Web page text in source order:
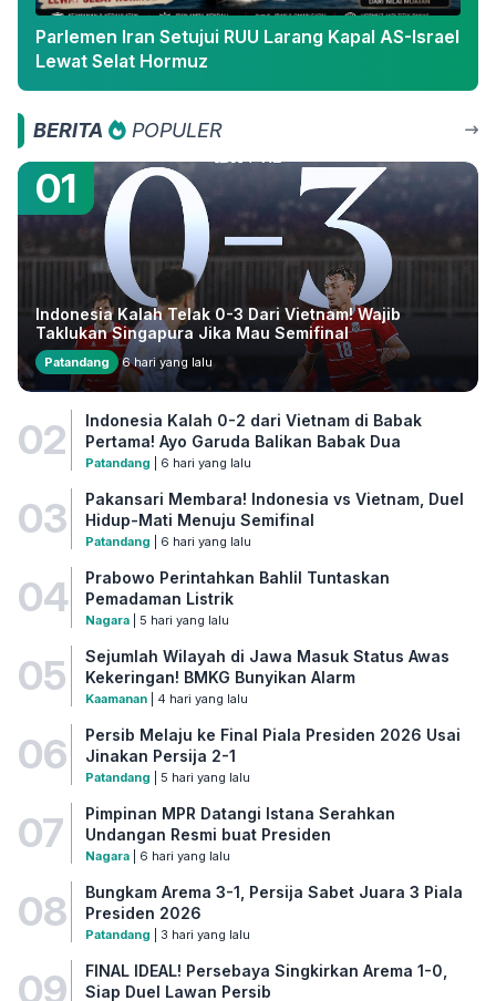
Parlemen Iran Setujui RUU Larang Kapal AS-Israel
Lewat Selat Hormuz
BERITA POPULER
01
Indonesia Kalah Telak 0-3 Dari Vietnam! Wajib
Taklukan Singapura Jika Mau Semifinal
Patandang 6 hari yang lalu
02
Indonesia Kalah 0-2 dari Vietnam di Babak
Pertama! Ayo Garuda Balikan Babak Dua
Patandang | 6 hari yang lalu
03
Pakansari Membara! Indonesia vs Vietnam, Duel
Hidup-Mati Menuju Semifinal
Patandang | 6 hari yang lalu
04
Prabowo Perintahkan Bahlil Tuntaskan
Pemadaman Listrik
Nagara| 5 hari yang lalu
05
Sejumlah Wilayah di Jawa Masuk Status Awas
Kekeringan! BMKG Bunyikan Alarm
Kaamanan| 4 hari yang lalu
06
Persib Melaju ke Final Piala Presiden 2026 Usai
Jinakan Persija 2-1
Patandang | 5 hari yang lalu
07
Pimpinan MPR Datangi Istana Serahkan
Undangan Resmi buat Presiden
Nagara| 6 hari yang lalu
08
Bungkam Arema 3-1, Persija Sabet Juara 3 Piala
Presiden 2026
Patandang | 3 hari yang lalu
09
FINAL IDEAL! Persebaya Singkirkan Arema 1-0,
Siap Duel Lawan Persib